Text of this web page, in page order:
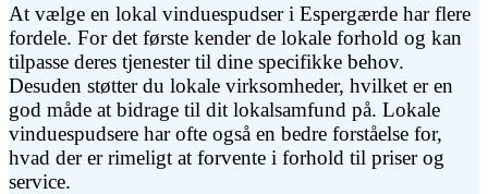
At vælge en lokal vinduespudser i Espergærde har flere
fordele. For det første kender de lokale forhold og kan
tilpasse deres tjenester til dine specifikke behov.
Desuden støtter du lokale virksomheder, hvilket er en
god måde at bidrage til dit lokalsamfund på. Lokale
vinduespudsere har ofte også en bedre forståelse for,
hvad der er rimeligt at forvente i forhold til priser og
service.